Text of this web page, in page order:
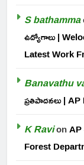
S bathamma
ఉద్యోగాలు |
Latest Work
Banavathu
ప్రతిపాదనలు |
K Ravion
Forest